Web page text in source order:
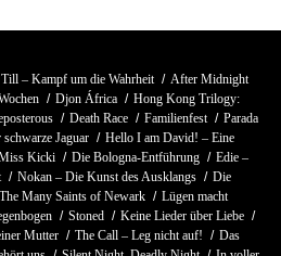
Till – Kampf um die Wahrheit
After Midnight
Djon África
Hong Kong Trilogy:
Death Race Familienfest
Parada
Jaguar
Hello I am David! – Eine
Kicki Die Bologna-Entführung
Edie –
Nokan – Die Kunst des Ausklangs
Die
The Many Saints of Newark
Lügen macht
Stoned
Keine Lieder über Liebe
Mutter
The Call – Leg nicht auf!
Das